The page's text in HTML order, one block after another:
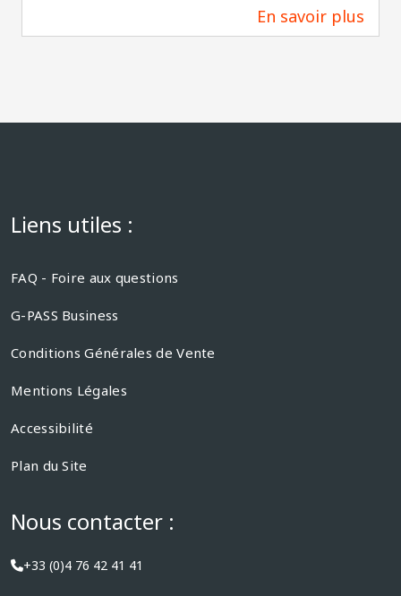
En savoir plus
Liens utiles :
FAQ - Foire aux questions
G-PASS Business
Conditions Générales de Vente
Mentions Légales
Accessibilité
Plan du Site
Nous contacter :
+33 (0)4 76 42 41 41